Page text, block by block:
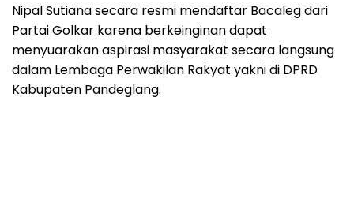
Nipal Sutiana secara resmi mendaftar Bacaleg dari
Partai Golkar karena berkeinginan dapat
menyuarakan aspirasi masyarakat secara langsung
dalam Lembaga Perwakilan Rakyat yakni di DPRD
Kabupaten Pandeglang.